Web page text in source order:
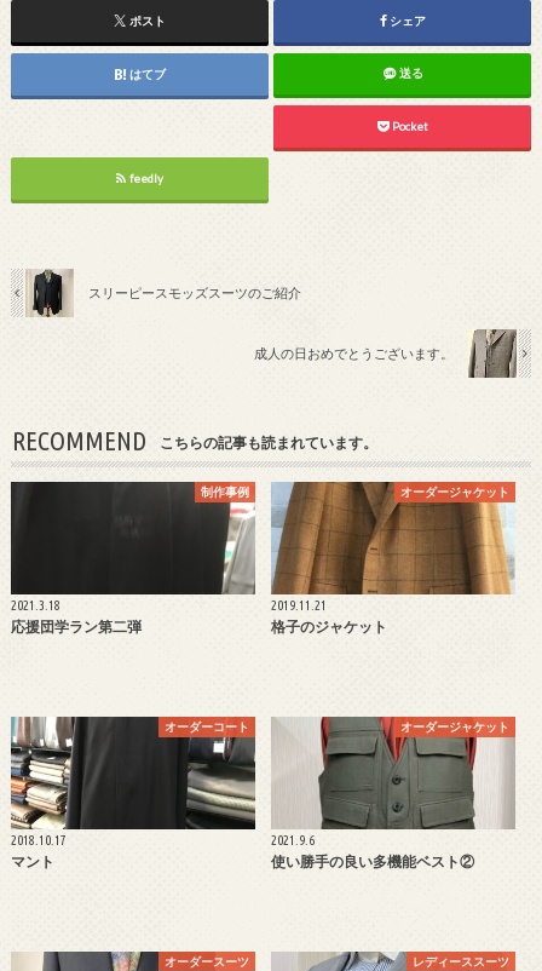
ポスト シェア
はてブ 送る
Pocket
feedly
スリーピースモッズスーツのご紹介
成人の日おめでとうございます。
RECOMMEND こちらの記事も読まれています。
制作事例
2021.3.18
応援団学ラン第二弾
オーダージャケット
2019.11.21
格子のジャケット
オーダーコート
2018.10.17
マント
オーダージャケット
2021.9.6
使い勝手の良い多機能ベスト②
オーダースーツ レディーススーツ